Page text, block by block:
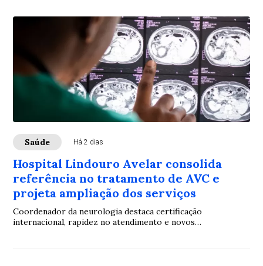
Saúde Há 2 dias
Hospital Lindouro Avelar consolida
referência no tratamento de AVC e
projeta ampliação dos serviços
Coordenador da neurologia destaca certificação
internacional, rapidez no atendimento e novos